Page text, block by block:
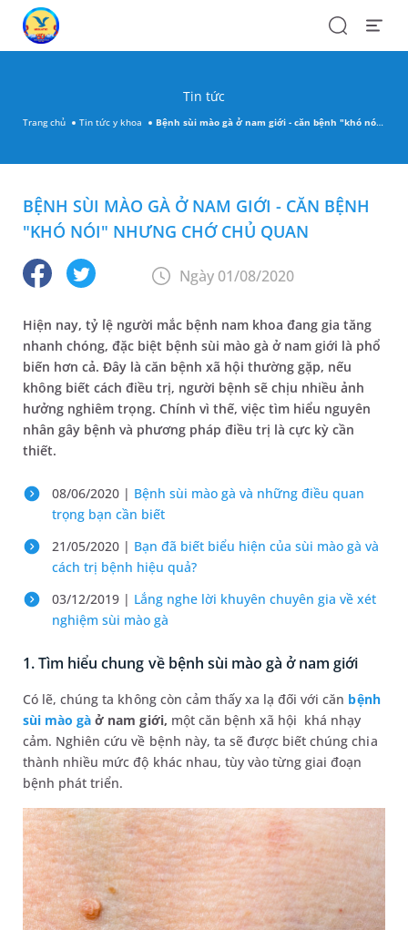
SearchOpen
Tin tức
Trang chủ Tin tức y khoa Bệnh sùi mào gà ở nam giới - căn bệnh "khó nói" nhưng chớ chủ quan
BỆNH SÙI MÀO GÀ Ở NAM GIỚI - CĂN BỆNH
"KHÓ NÓI" NHƯNG CHỚ CHỦ QUAN
Ngày 01/08/2020
Hiện nay, tỷ lệ người mắc bệnh nam khoa đang gia tăng
nhanh chóng, đặc biệt bệnh sùi mào gà ở nam giới là phổ
biến hơn cả. Đây là căn bệnh xã hội thường gặp, nếu
không biết cách điều trị, người bệnh sẽ chịu nhiều ảnh
hưởng nghiêm trọng. Chính vì thế, việc tìm hiểu nguyên
nhân gây bệnh và phương pháp điều trị là cực kỳ cần
thiết.
08/06/2020 | Bệnh sùi mào gà và những điều quan
trọng bạn cần biết
21/05/2020 | Bạn đã biết biểu hiện của sùi mào gà và
cách trị bệnh hiệu quả?
03/12/2019 | Lắng nghe lời khuyên chuyên gia về xét
nghiệm sùi mào gà
1. Tìm hiểu chung về bệnh sùi mào gà ở nam giới
Có lẽ, chúng ta không còn cảm thấy xa lạ đối với căn bệnh
sùi mào gà ở nam giới, một căn bệnh xã hội khá nhạy
cảm. Nghiên cứu về bệnh này, ta sẽ được biết chúng chia
thành nhiều mức độ khác nhau, tùy vào từng giai đoạn
bệnh phát triển.